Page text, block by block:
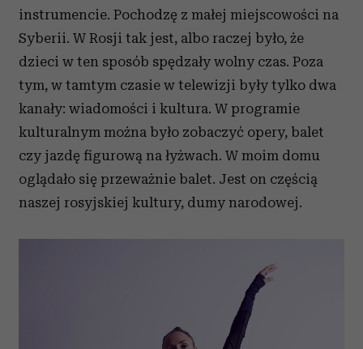
instrumencie. Pochodzę z małej miejscowości na
Syberii. W Rosji tak jest, albo raczej było, że
dzieci w ten sposób spędzały wolny czas. Poza
tym, w tamtym czasie w telewizji były tylko dwa
kanały: wiadomości i kultura. W programie
kulturalnym można było zobaczyć opery, balet
czy jazdę figurową na łyżwach. W moim domu
oglądało się przeważnie balet. Jest on częścią
naszej rosyjskiej kultury, dumy narodowej.